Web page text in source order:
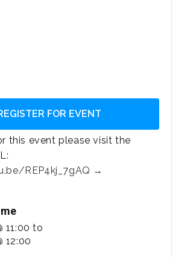
FOR EVENT
this event please visit the
REP4kj_7gAQ →
11:00to
12:00